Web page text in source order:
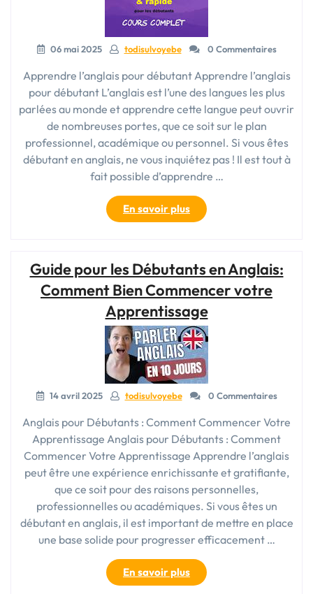
débutant »
06 mai 2025 todisulvoyebe 0 Commentaires
Apprendre l’anglais pour débutant Apprendre l’anglais
pour débutant L’anglais est l’une des langues les plus
parlées au monde et apprendre cette langue peut ouvrir
de nombreuses portes, que ce soit sur le plan
professionnel, académique ou personnel. Si vous êtes
débutant en anglais, ne vous inquiétez pas ! Il est tout à
fait possible d’apprendre …
En savoir plus« Découvrez
comment
pour
débutant
avec
succès »
Guide pour les Débutants en Anglais:
Comment Bien Commencer votre
Apprentissage
14 avril 2025 todisulvoyebe 0 Commentaires
Anglais pour Débutants : Comment Commencer Votre
Apprentissage Anglais pour Débutants : Comment
Commencer Votre Apprentissage Apprendre l’anglais
peut être une expérience enrichissante et gratifiante,
que ce soit pour des raisons personnelles,
professionnelles ou académiques. Si vous êtes un
débutant en anglais, il est important de mettre en place
une base solide pour progresser efficacement …
En savoir plus« Guide
pour